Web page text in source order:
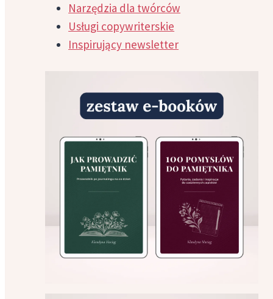
Narzędzia dla twórców
Usługi copywriterskie
Inspirujący newsletter